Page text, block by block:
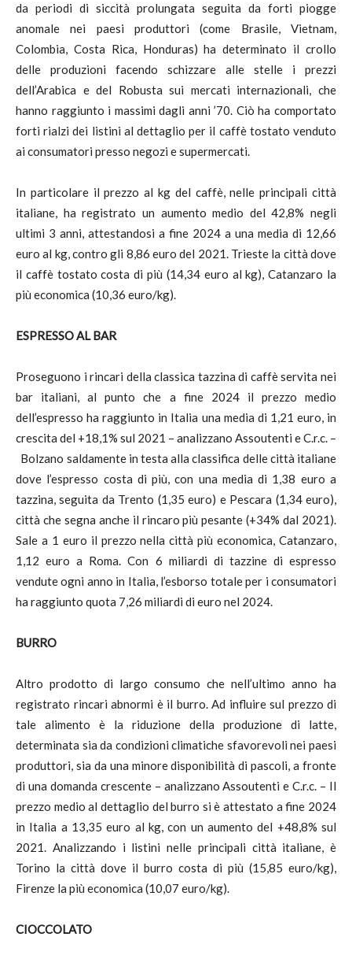
da periodi di siccità prolungata seguita da forti piogge
anomale nei paesi produttori (come Brasile, Vietnam,
Colombia, Costa Rica, Honduras) ha determinato il crollo
delle produzioni facendo schizzare alle stelle i prezzi
dell’Arabica e del Robusta sui mercati internazionali, che
hanno raggiunto i massimi dagli anni ’70. Ciò ha comportato
forti rialzi dei listini al dettaglio per il caffè tostato venduto
ai consumatori presso negozi e supermercati.
In particolare il prezzo al kg del caffè, nelle principali città
italiane, ha registrato un aumento medio del 42,8% negli
ultimi 3 anni, attestandosi a fine 2024 a una media di 12,66
euro al kg, contro gli 8,86 euro del 2021. Trieste la città dove
il caffè tostato costa di più (14,34 euro al kg), Catanzaro la
più economica (10,36 euro/kg).
ESPRESSO AL BAR
Proseguono i rincari della classica tazzina di caffè servita nei
bar italiani, al punto che a fine 2024 il prezzo medio
dell’espresso ha raggiunto in Italia una media di 1,21 euro, in
crescita del +18,1% sul 2021 – analizzano Assoutenti e C.r.c. –
Bolzano saldamente in testa alla classifica delle città italiane
dove l’espresso costa di più, con una media di 1,38 euro a
tazzina, seguita da Trento (1,35 euro) e Pescara (1,34 euro),
città che segna anche il rincaro più pesante (+34% dal 2021).
Sale a 1 euro il prezzo nella città più economica, Catanzaro,
1,12 euro a Roma. Con 6 miliardi di tazzine di espresso
vendute ogni anno in Italia, l’esborso totale per i consumatori
ha raggiunto quota 7,26 miliardi di euro nel 2024.
BURRO
Altro prodotto di largo consumo che nell’ultimo anno ha
registrato rincari abnormi è il burro. Ad influire sul prezzo di
tale alimento è la riduzione della produzione di latte,
determinata sia da condizioni climatiche sfavorevoli nei paesi
produttori, sia da una minore disponibilità di pascoli, a fronte
di una domanda crescente – analizzano Assoutenti e C.r.c. – Il
prezzo medio al dettaglio del burro si è attestato a fine 2024
in Italia a 13,35 euro al kg, con un aumento del +48,8% sul
2021. Analizzando i listini nelle principali città italiane, è
Torino la città dove il burro costa di più (15,85 euro/kg),
Firenze la più economica (10,07 euro/kg).
CIOCCOLATO